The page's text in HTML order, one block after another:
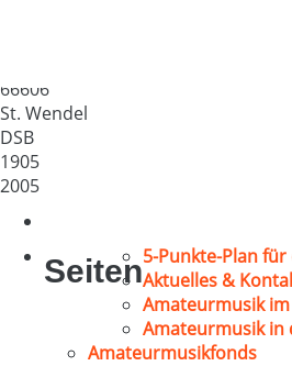
66606
St. Wendel
DSB
1905
2005
Seiten5-Punkte-Plan
Aktuelles &
Amateurmusik
Amateurmusik in
Amateurmusikfonds